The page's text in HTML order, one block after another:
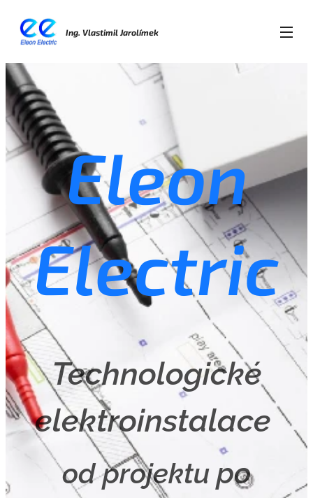
Ing. Vlastimil Jarolímek
Eleon
Electric
Technologické
elektroinstalace
od projektu po